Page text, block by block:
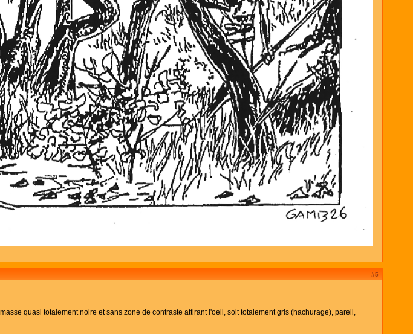
#5
quasi totalement noire et sans zone de contraste attirant l'oeil, soit totalement gris (hachurage), pareil,